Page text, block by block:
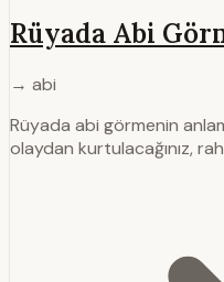
Rüyada Abi
→ abi
Rüyada abi görmenin
olaydan kurtulacağı­nız,